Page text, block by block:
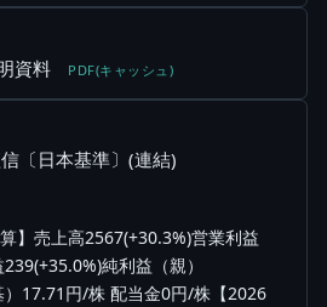
資料 PDF(キャッシュ)
〔日本基準〕(連結)
】売上高2567(+30.3%)営業利益
純利益（親）
）17.71円/株 配当金0円/株【2026